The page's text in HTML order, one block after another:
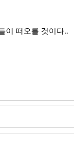
이 떠오를 것이다..